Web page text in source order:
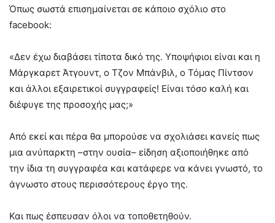
Όπως σωστά επισημαίνεται σε κάποιο σχόλιο στο
facebook:
«Δεν έχω διαβάσει τίποτα δικό της. Υποψήφιοι είναι και η
Μάργκαρετ Άτγουντ, ο Τζον Μπάνβιλ, ο Τόμας Πίντσον
και άλλοι εξαιρετικοί συγγραφείς! Είναι τόσο καλή και
διέφυγε της προσοχής μας;»
Από εκεί και πέρα θα μπορούσε να σχολιάσει κανείς πως
μια ανύπαρκτη –στην ουσία– είδηση αξιοποιήθηκε από
την ίδια τη συγγραφέα και κατάφερε να κάνει γνωστό, το
άγνωστο στους περισσότερους έργο της.
Και πως έσπευσαν όλοι να τοποθετηθούν.